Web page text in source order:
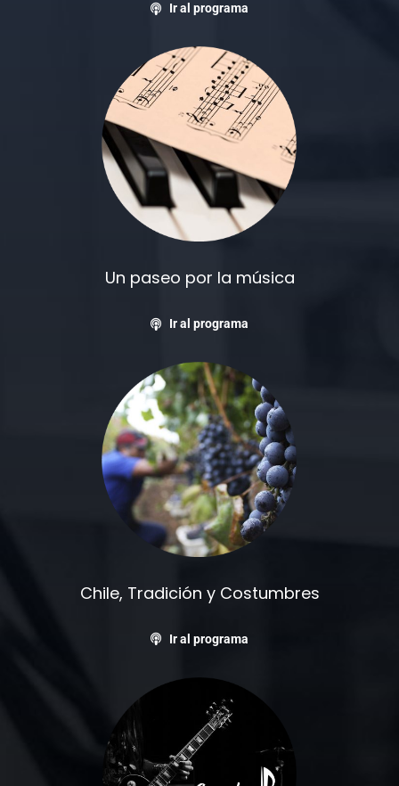
Ir al programa
Un paseo por la música
Ir al programa
Chile, Tradición y Costumbres
Ir al programa